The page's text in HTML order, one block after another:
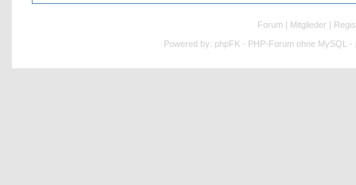
Forum | Mitglieder |
Powered by: phpFK - PHP-Forum ohne MySQL -